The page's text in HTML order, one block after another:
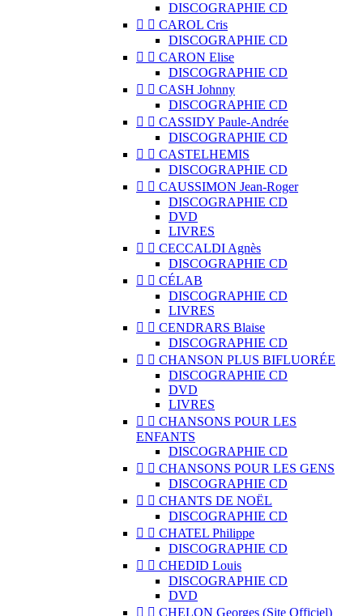
DISCOGRAPHIE CD
  CAROL Cris
DISCOGRAPHIE CD
  CARON Elise
DISCOGRAPHIE CD
  CASH Johnny
DISCOGRAPHIE CD
  CASSIDY Paule-Andrée
DISCOGRAPHIE CD
  CASTELHEMIS
DISCOGRAPHIE CD
  CAUSSIMON Jean-Roger
DISCOGRAPHIE CD
DVD
LIVRES
  CECCALDI Agnès
DISCOGRAPHIE CD
  CÉLAB
DISCOGRAPHIE CD
LIVRES
  CENDRARS Blaise
DISCOGRAPHIE CD
  CHANSON PLUS BIFLUORÉE
DISCOGRAPHIE CD
DVD
LIVRES
  CHANSONS POUR LES
ENFANTS
DISCOGRAPHIE CD
  CHANSONS POUR LES GENS
DISCOGRAPHIE CD
  CHANTS DE NOËL
DISCOGRAPHIE CD
  CHATEL Philippe
DISCOGRAPHIE CD
  CHEDID Louis
DISCOGRAPHIE CD
DVD
  CHELON Georges (Site Officiel)